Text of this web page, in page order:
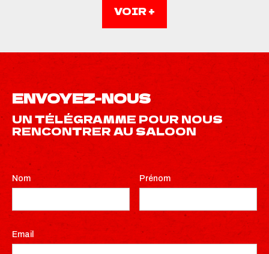
VOIR +
ENVOYEZ-NOUS
UN TÉLÉGRAMME POUR NOUS
RENCONTRER AU SALOON
Nom Prénom
Email